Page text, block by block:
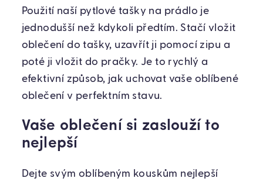
Použití naší pytlové tašky na prádlo je
jednodušší než kdykoli předtím. Stačí vložit
oblečení do tašky, uzavřít ji pomocí zipu a
poté ji vložit do pračky. Je to rychlý a
efektivní způsob, jak uchovat vaše oblíbené
oblečení v perfektním stavu.
Vaše oblečení si zaslouží to
nejlepší
Dejte svým oblíbeným kouskům nejlepší